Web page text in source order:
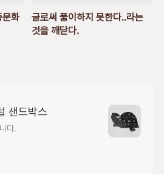
문화
글로써 풀이하지 못한다..라는
것을 깨닫다.
샌드박스
다.